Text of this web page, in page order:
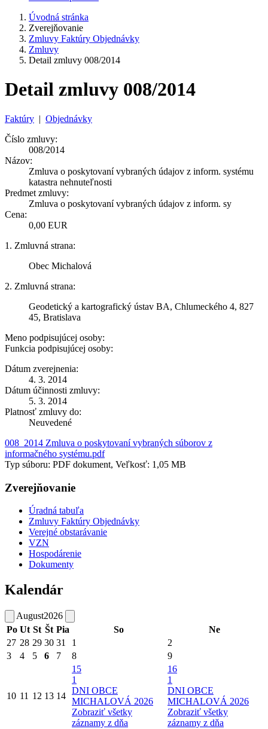
Úvodná stránka
Zverejňovanie
Zmluvy Faktúry Objednávky
Zmluvy
Detail zmluvy 008/2014
Detail zmluvy 008/2014
Faktúry | Objednávky
Číslo zmluvy:
008/2014
Názov:
Zmluva o poskytovaní vybraných údajov z inform. systému
katastra nehnuteľnosti
Predmet zmluvy:
Zmluva o poskytovaní vybraných údajov z inform. sy
Cena:
0,00 EUR
1. Zmluvná strana:
Obec Michalová
2. Zmluvná strana:
Geodetický a kartografický ústav BA, Chlumeckého 4, 827
45, Bratislava
Meno podpisujúcej osoby:
Funkcia podpisujúcej osoby:
Dátum zverejnenia:
4. 3. 2014
Dátum účinnosti zmluvy:
5. 3. 2014
Platnosť zmluvy do:
Neuvedené
008_2014 Zmluva o poskytovaní vybraných súborov z
informačného systému.pdf
Typ súboru: PDF dokument, Veľkosť: 1,05 MB
Zverejňovanie
Úradná tabuľa
Zmluvy Faktúry Objednávky
Verejné obstarávanie
VZN
Hospodárenie
Dokumenty
Kalendár
August2026
Po Ut St Št Pia So
Ne
27 28 29 30 31 1
2
3
4 5 6 7 8 9
10 11 12 13 14
15
1
DNI OBCE
MICHALOVÁ 2026
Zobraziť všetky
záznamy z dňa
16
1
DNI OBCE
MICHALOVÁ 2026
Zobraziť všetky
záznamy z dňa